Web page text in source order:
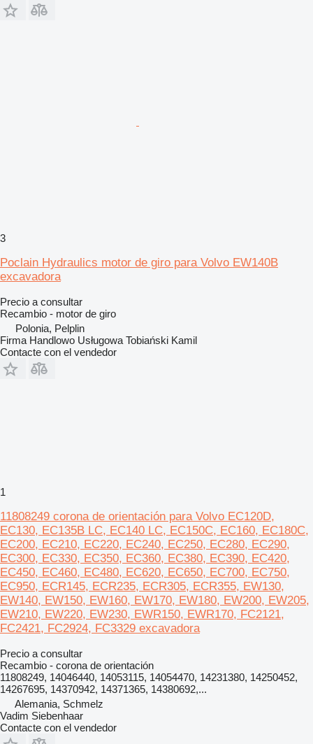
3
Poclain Hydraulics motor de giro para Volvo EW140B
excavadora
Precio a consultar
Recambio - motor de giro
Polonia, Pelplin
Firma Handlowo Usługowa Tobiański Kamil
Contacte con el vendedor
1
11808249 corona de orientación para Volvo EC120D,
EC130, EC135B LC, EC140 LC, EC150C, EC160, EC180C,
EC200, EC210, EC220, EC240, EC250, EC280, EC290,
EC300, EC330, EC350, EC360, EC380, EC390, EC420,
EC450, EC460, EC480, EC620, EC650, EC700, EC750,
EC950, ECR145, ECR235, ECR305, ECR355, EW130,
EW140, EW150, EW160, EW170, EW180, EW200, EW205,
EW210, EW220, EW230, EWR150, EWR170, FC2121,
FC2421, FC2924, FC3329 excavadora
Precio a consultar
Recambio - corona de orientación
11808249, 14046440, 14053115, 14054470, 14231380, 14250452,
14267695, 14370942, 14371365, 14380692,...
Alemania, Schmelz
Vadim Siebenhaar
Contacte con el vendedor